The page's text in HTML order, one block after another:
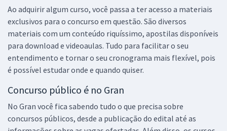
Ao adquirir algum curso, você passa a ter acesso a materiais
exclusivos para o concurso em questão. São diversos
materiais com um conteúdo riquíssimo, apostilas disponíveis
para download e videoaulas. Tudo para facilitar o seu
entendimento e tornar o seu cronograma mais flexível, pois
é possível estudar onde e quando quiser.
Concurso público é no Gran
No Gran você fica sabendo tudo o que precisa sobre
concursos públicos, desde a publicação do edital até as